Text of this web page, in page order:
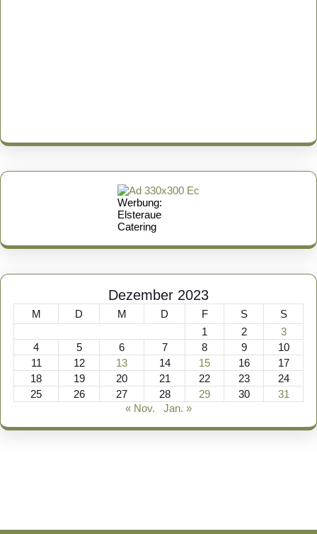
Werbung:
Elsteraue
Catering
Dezember 2023
M D M D F S
S
1
2
3
4
5 6 7 8 9
10
11
12 13 14 15 16
17
18
19 20 21 22 23
24
25
26 27 28 29 30
31
« Nov.
Jan. »